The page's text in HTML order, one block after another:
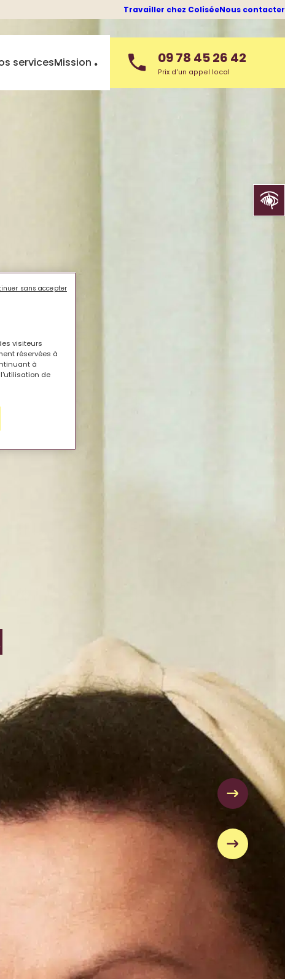
Travailler chez ColiséeNous contacter
servicesMission 09 78 45 26 42
Prix d'un appel local
côtés
défis et de nombreuses opportunités.
humain, au service des habitants et de
meilleurs représentants.
collaborateurs pour renforcer la communauté
quotidien ou du confort de nos seniors,
Tous nos métiers ont des points communs : la
du lien entre générations !
Ouvrir
visiteurs
réservées à
à
de
sans accepter